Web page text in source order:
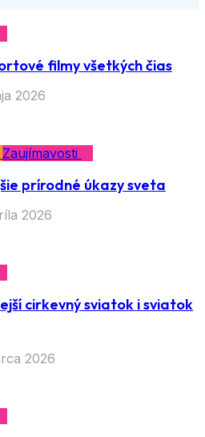
filmy všetkých čias
2026
Zaujímavosti
prírodné úkazy sveta
2026
cirkevný sviatok i sviatok
2026